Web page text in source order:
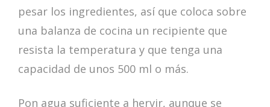
pesar los ingredientes, así que coloca sobre
una balanza de cocina un recipiente que
resista la temperatura y que tenga una
capacidad de unos 500 ml o más.
Pon agua suficiente a hervir, aunque se